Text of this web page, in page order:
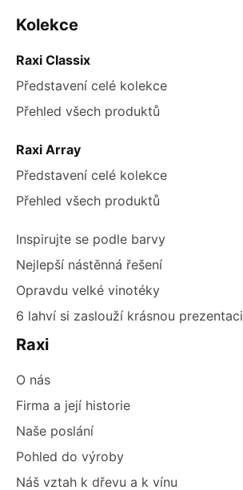
prvky
výpisu
ZÁPATÍ
Kolekce
Raxi Classix
Představení celé kolekce
Přehled všech produktů
Raxi Array
Představení celé kolekce
Přehled všech produktů
Inspirujte se podle barvy
Nejlepší nástěnná řešení
Opravdu velké vinotéky
6 lahví si zaslouží krásnou prezentaci
Raxi
O nás
Firma a její historie
Naše poslání
Pohled do výroby
Náš vztah k dřevu a k vínu